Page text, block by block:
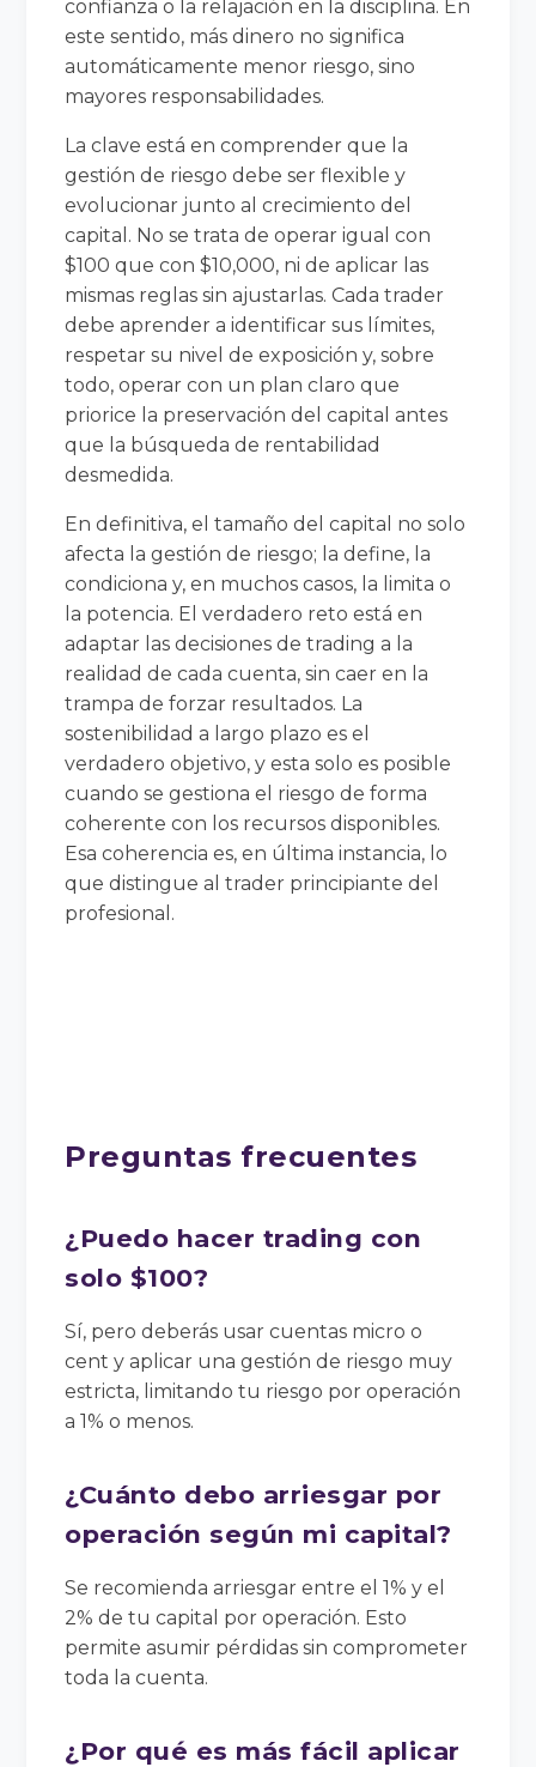
confianza o la relajación en la disciplina. En
este sentido, más dinero no significa
automáticamente menor riesgo, sino
mayores responsabilidades.
La clave está en comprender que la
gestión de riesgo debe ser flexible y
evolucionar junto al crecimiento del
capital. No se trata de operar igual con
$100 que con $10,000, ni de aplicar las
mismas reglas sin ajustarlas. Cada trader
debe aprender a identificar sus límites,
respetar su nivel de exposición y, sobre
todo, operar con un plan claro que
priorice la preservación del capital antes
que la búsqueda de rentabilidad
desmedida.
En definitiva, el tamaño del capital no solo
afecta la gestión de riesgo; la define, la
condiciona y, en muchos casos, la limita o
la potencia. El verdadero reto está en
adaptar las decisiones de trading a la
realidad de cada cuenta, sin caer en la
trampa de forzar resultados. La
sostenibilidad a largo plazo es el
verdadero objetivo, y esta solo es posible
cuando se gestiona el riesgo de forma
coherente con los recursos disponibles.
Esa coherencia es, en última instancia, lo
que distingue al trader principiante del
profesional.
Preguntas frecuentes
¿Puedo hacer trading con
solo $100?
Sí, pero deberás usar cuentas micro o
cent y aplicar una gestión de riesgo muy
estricta, limitando tu riesgo por operación
a 1% o menos.
¿Cuánto debo arriesgar por
operación según mi capital?
Se recomienda arriesgar entre el 1% y el
2% de tu capital por operación. Esto
permite asumir pérdidas sin comprometer
toda la cuenta.
¿Por qué es más fácil aplicar